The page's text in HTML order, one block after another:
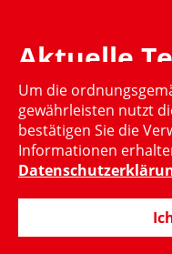
Aktuelle
Momentan gibt es
Um die
gewährleisten nutzt
bestätigen Sie die
Informationen